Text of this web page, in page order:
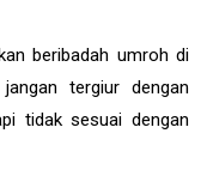
beribadah umroh di
tergiur dengan
tidak sesuai dengan